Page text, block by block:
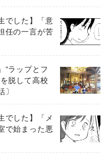
でした】「意
任の一言が苦
“ラップとフ
脱して高校
でした】「メ
で始まった悪